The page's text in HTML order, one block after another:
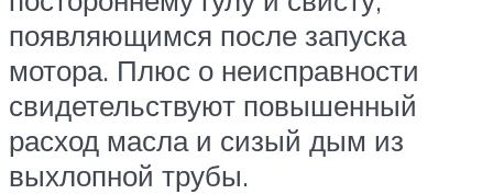
появляющимся после запуска
мотора. Плюс о неисправности
свидетельствуют повышенный
расход масла и сизый дым из
выхлопной трубы.